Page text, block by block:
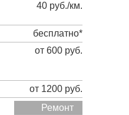
40 руб./км.
бесплатно*
от 600 руб.
от 1200 руб.
Ремонт